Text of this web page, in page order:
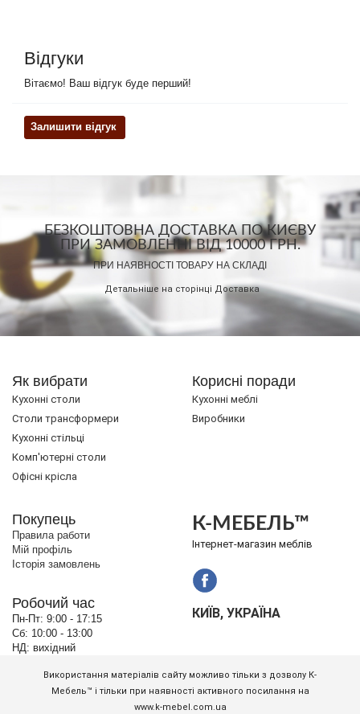
Відгуки
Вітаємо! Ваш відгук буде перший!
Залишити відгук
БЕЗКОШТОВНА ДОСТАВКА ПО КИЄВУ
ПРИ ЗАМОВЛЕННІ ВІД 10000 ГРН.
ПРИ НАЯВНОСТІ ТОВАРУ НА СКЛАДІ
Детальніше на сторінці Доставка
Як вибрати
Кухонні столи
Cтоли трансформери
Кухонні стільці
Комп'ютерні столи
Офісні крісла
Корисні поради
Кухонні меблі
Виробники
Використання матеріалів сайту можливо тільки з дозволу К-
Мебель™ і тільки при наявності активного посилання на
www.k-mebel.com.ua
Покупець
Правила работи
Мій профіль
Історія замовлень
Робочий час
Пн-Пт: 9:00 - 17:15
Сб: 10:00 - 13:00
НД: вихідний
К-МЕБЕЛЬ™
Інтернет-магазин меблів
КИЇВ, УКРАЇНА